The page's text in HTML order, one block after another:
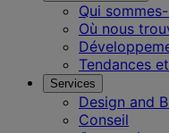
Qui
Où nous
Tendances
Services
Design and
Conseil